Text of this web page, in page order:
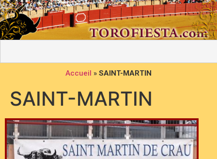
Accueil » SAINT-MARTIN
SAINT-MARTIN